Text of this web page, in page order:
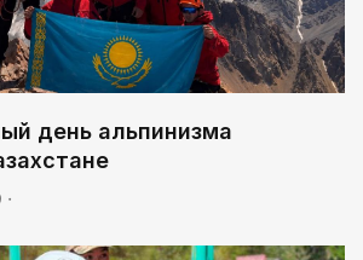
день альпинизма